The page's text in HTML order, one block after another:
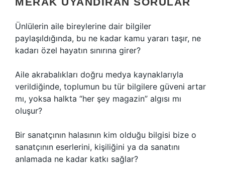
Ünlülerin aile bireylerine dair bilgiler
paylaşıldığında, bu ne kadar kamu yararı taşır, ne
kadarı özel hayatın sınırına girer?
Aile akrabalıkları doğru medya kaynaklarıyla
verildiğinde, toplumun bu tür bilgilere güveni artar
mı, yoksa halkta “her şey magazin” algısı mı
oluşur?
Bir sanatçının halasının kim olduğu bilgisi bize o
sanatçının eserlerini, kişiliğini ya da sanatını
anlamada ne kadar katkı sağlar?